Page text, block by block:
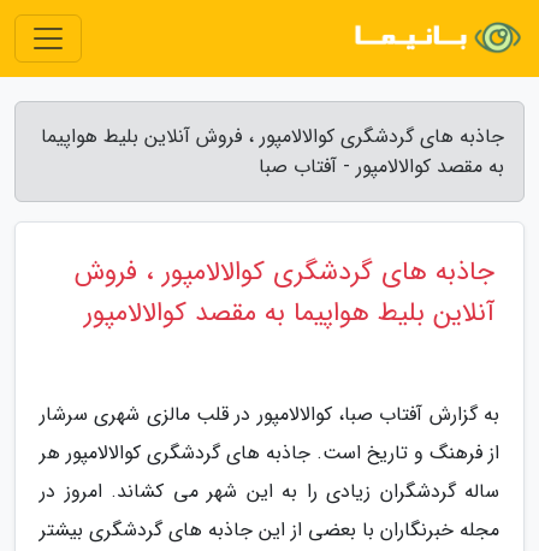
جاذبه های گردشگری کوالالامپور ، فروش آنلاین بلیط هواپیما
به مقصد کوالالامپور - آفتاب صبا
جاذبه های گردشگری کوالالامپور ، فروش
آنلاین بلیط هواپیما به مقصد کوالالامپور
به گزارش آفتاب صبا، کوالالامپور در قلب مالزی شهری سرشار
از فرهنگ و تاریخ است. جاذبه های گردشگری کوالالامپور هر
ساله گردشگران زیادی را به این شهر می کشاند. امروز در
مجله خبرنگاران با بعضی از این جاذبه های گردشگری بیشتر